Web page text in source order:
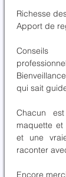
Richesse
Apport de
Conseils
qui sait
Chacun
maquette
et une
raconter
Encore merci